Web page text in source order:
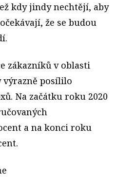
kdy jindy nechtějí, aby
že se budou
zákazníků v oblasti
výrazně posílilo
Na začátku roku 2020
a na konci roku